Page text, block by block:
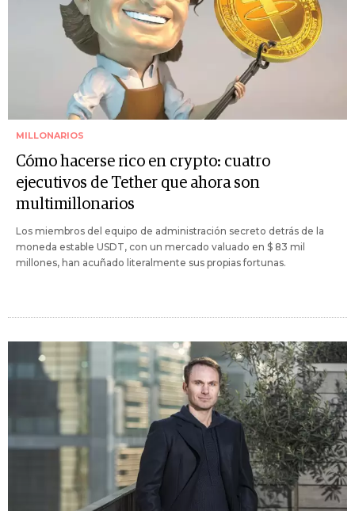
MILLONARIOS
Cómo hacerse rico en crypto: cuatro
ejecutivos de Tether que ahora son
multimillonarios
Los miembros del equipo de administración secreto detrás de la
moneda estable USDT, con un mercado valuado en $ 83 mil
millones, han acuñado literalmente sus propias fortunas.